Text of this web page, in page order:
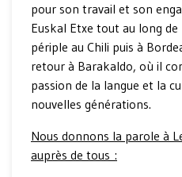
pour son travail et son
Euskal Etxe tout au long de
périple au Chili puis à
retour à Barakaldo, où il
passion de la langue et la
nouvelles générations.
Nous donnons la parole à
auprès de tous :